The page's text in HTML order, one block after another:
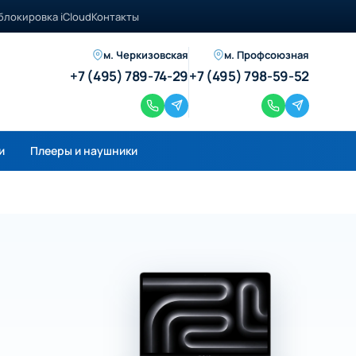
iCloudКонтакты
м. Черкизовская
+7 (495) 789-74-29
м. Профсоюзная
+7 (495) 798-59-52
Плееры и наушники